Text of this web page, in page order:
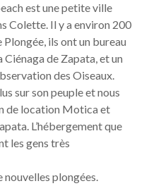
est une petite ville
Colette. Il y a environ 200
Plongée, ils ont un bureau
de Zapata, et un
des Oiseaux.
sur son peuple et nous
de location Motica et
L’hébergement que
les gens très
nouvelles plongées.